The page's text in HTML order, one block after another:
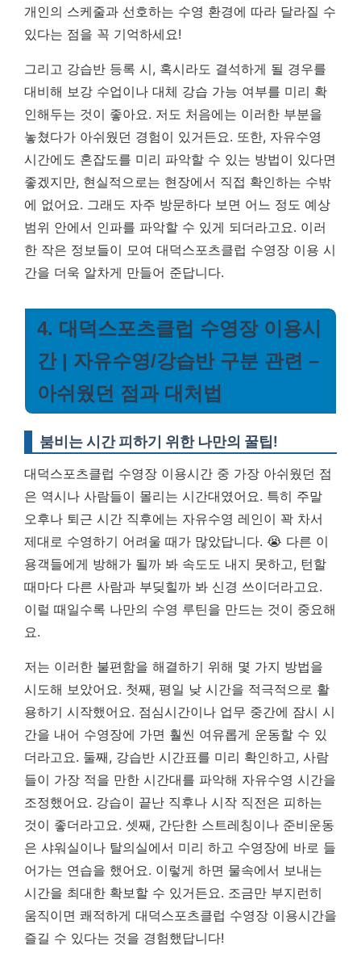
개인의 스케줄과 선호하는 수영 환경에 따라 달라질 수
있다는 점을 꼭 기억하세요!
그리고 강습반 등록 시, 혹시라도 결석하게 될 경우를
대비해 보강 수업이나 대체 강습 가능 여부를 미리 확
인해두는 것이 좋아요. 저도 처음에는 이러한 부분을
놓쳤다가 아쉬웠던 경험이 있거든요. 또한, 자유수영
시간에도 혼잡도를 미리 파악할 수 있는 방법이 있다면
좋겠지만, 현실적으로는 현장에서 직접 확인하는 수밖
에 없어요. 그래도 자주 방문하다 보면 어느 정도 예상
범위 안에서 인파를 파악할 수 있게 되더라고요. 이러
한 작은 정보들이 모여 대덕스포츠클럽 수영장 이용 시
간을 더욱 알차게 만들어 준답니다.
4. 대덕스포츠클럽 수영장 이용시
간 | 자유수영/강습반 구분 관련 –
아쉬웠던 점과 대처법
붐비는 시간 피하기 위한 나만의 꿀팁!
대덕스포츠클럽 수영장 이용시간 중 가장 아쉬웠던 점
은 역시나 사람들이 몰리는 시간대였어요. 특히 주말
오후나 퇴근 시간 직후에는 자유수영 레인이 꽉 차서
제대로 수영하기 어려울 때가 많았답니다. 😭 다른 이
용객들에게 방해가 될까 봐 속도도 내지 못하고, 턴할
때마다 다른 사람과 부딪힐까 봐 신경 쓰이더라고요.
이럴 때일수록 나만의 수영 루틴을 만드는 것이 중요해
요.
저는 이러한 불편함을 해결하기 위해 몇 가지 방법을
시도해 보았어요. 첫째, 평일 낮 시간을 적극적으로 활
용하기 시작했어요. 점심시간이나 업무 중간에 잠시 시
간을 내어 수영장에 가면 훨씬 여유롭게 운동할 수 있
더라고요. 둘째, 강습반 시간표를 미리 확인하고, 사람
들이 가장 적을 만한 시간대를 파악해 자유수영 시간을
조정했어요. 강습이 끝난 직후나 시작 직전은 피하는
것이 좋더라고요. 셋째, 간단한 스트레칭이나 준비운동
은 샤워실이나 탈의실에서 미리 하고 수영장에 바로 들
어가는 연습을 했어요. 이렇게 하면 물속에서 보내는
시간을 최대한 확보할 수 있거든요. 조금만 부지런히
움직이면 쾌적하게 대덕스포츠클럽 수영장 이용시간을
즐길 수 있다는 것을 경험했답니다!